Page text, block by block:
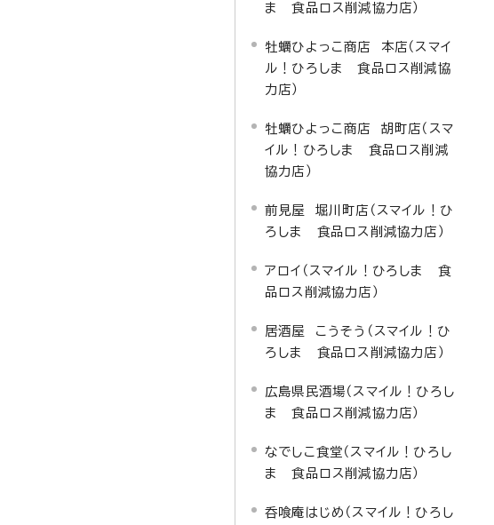
ま 食品ロス削減協力店）
牡蠣ひよっこ商店 本店（スマイ
ル！ひろしま 食品ロス削減協
力店）
牡蠣ひよっこ商店 胡町店（スマ
イル！ひろしま 食品ロス削減
協力店）
前見屋 堀川町店（スマイル！ひ
ろしま 食品ロス削減協力店）
アロイ（スマイル！ひろしま 食
品ロス削減協力店）
居酒屋 こうそう（スマイル！ひ
ろしま 食品ロス削減協力店）
広島県民酒場（スマイル！ひろし
ま 食品ロス削減協力店）
なでしこ食堂（スマイル！ひろし
ま 食品ロス削減協力店）
呑喰庵はじめ（スマイル！ひろし